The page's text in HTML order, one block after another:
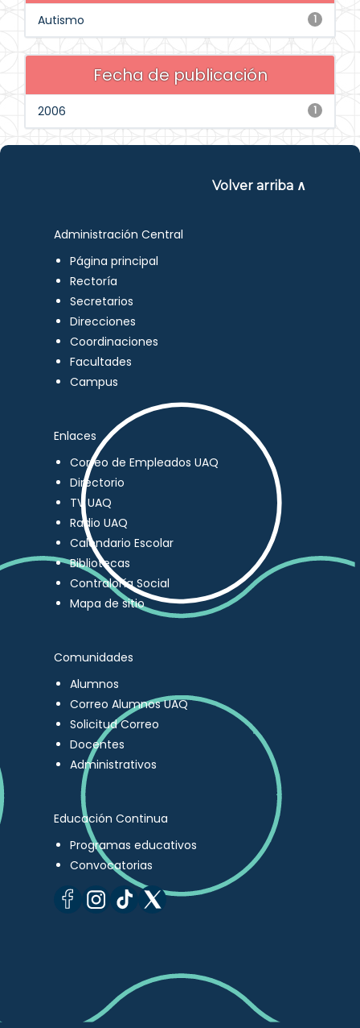
1
Autismo
Fecha de publicación
1
2006
Volver arriba ∧
Administración Central
Página principal
Rectoría
Secretarios
Direcciones
Coordinaciones
Facultades
Campus
Enlaces
Correo de Empleados UAQ
Directorio
TV UAQ
Radio UAQ
Calendario Escolar
Bibliotecas
Contraloría Social
Mapa de sitio
Comunidades
Alumnos
Correo Alumnos UAQ
Solicitud Correo
Docentes
Administrativos
Educación Continua
Programas educativos
Convocatorias